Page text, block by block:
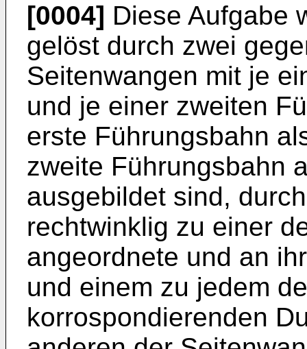
[0004] Diese Aufgabe
gelöst durch zwei
Seitenwangen mit je
und je einer zweiten
erste Führungsbahn
zweite Führungsbahn
ausgebildet sind,
rechtwinklig zu einer
angeordnete und an
und einem zu jedem
korrospondierenden